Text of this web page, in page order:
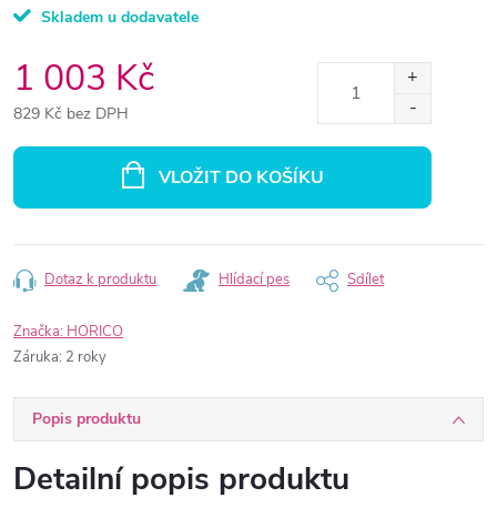
Skladem u dodavatele
1 003 Kč
829 Kč bez DPH
VLOŽIT DO KOŠÍKU
Dotaz k produktu Hlídací pes Sdílet
Značka: HORICO
Záruka: 2 roky
Popis produktu
Detailní popis produktu